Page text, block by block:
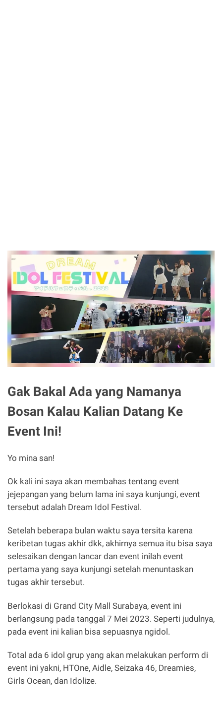
Gak Bakal Ada yang Namanya
Bosan Kalau Kalian Datang Ke
Event Ini!
Yo mina san!
Ok kali ini saya akan membahas tentang event
jejepangan yang belum lama ini saya kunjungi, event
tersebut adalah Dream Idol Festival.
Setelah beberapa bulan waktu saya tersita karena
keribetan tugas akhir dkk, akhirnya semua itu bisa saya
selesaikan dengan lancar dan event inilah event
pertama yang saya kunjungi setelah menuntaskan
tugas akhir tersebut.
Berlokasi di Grand City Mall Surabaya, event ini
berlangsung pada tanggal 7 Mei 2023. Seperti judulnya,
pada event ini kalian bisa sepuasnya ngidol.
Total ada 6 idol grup yang akan melakukan perform di
event ini yakni, HTOne, Aidle, Seizaka 46, Dreamies,
Girls Ocean, dan Idolize.